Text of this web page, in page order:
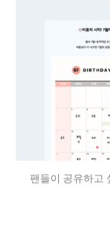
팬들이 공유하고